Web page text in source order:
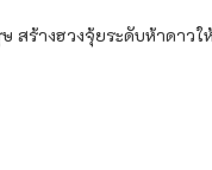
สร้างฮวงจุ้ยระดับห้าดาว